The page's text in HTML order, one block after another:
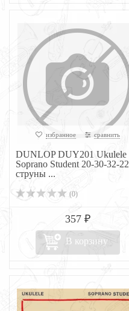
избранное сравнить
DUNLOP DUY201 Ukulele
Soprano Student 20-30-32-22
струны ...
(0)
357 ₽
В корзину